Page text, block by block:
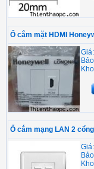
Ổ cắm mặt HDMI
Giá:
Ổ cắm mạng LAN 2
Giá: